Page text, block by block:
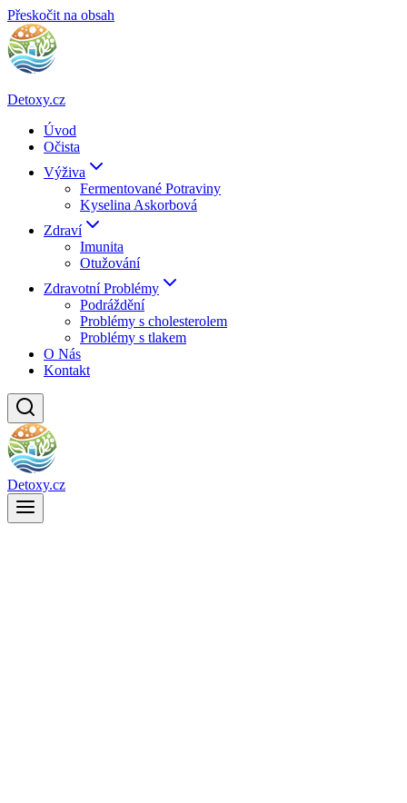
Přeskočit na obsah
Detoxy.cz
Úvod
Očista
Výživa
Fermentované Potraviny
Kyselina Askorbová
Zdraví
Imunita
Otužování
Zdravotní Problémy
Podráždění
Problémy s cholesterolem
Problémy s tlakem
O Nás
Kontakt
Detoxy.cz